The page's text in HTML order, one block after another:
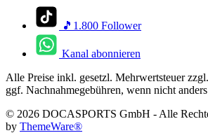
🎵1.800 Follower
Kanal abonnieren
Alle Preise inkl. gesetzl. Mehrwertsteuer zzgl.
ggf. Nachnahmegebühren, wenn nicht
© 2026 DOCASPORTS GmbH - Alle
by ThemeWare®